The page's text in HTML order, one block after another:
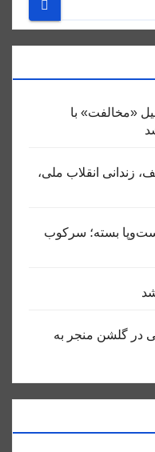
«مخالفت» با
زندانی انقلاب ملی،
بسته؛ سرکوب
در گلشن منجر به